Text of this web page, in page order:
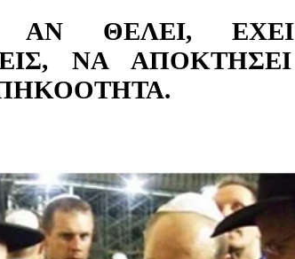
ΑΝ ΘΕΛΕΙ, ΕΧΕΙ
ΝΑ ΑΠΟΚΤΗΣΕΙ